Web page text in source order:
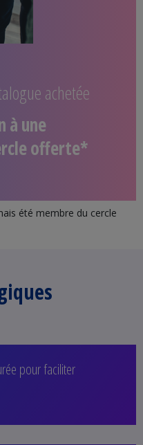
achetée
à une
offerte*
été membre du cercle
pour faciliter